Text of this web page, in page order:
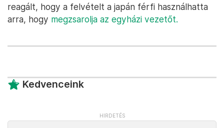
reagált, hogy a felvételt a japán férfi használhatta
arra, hogy megzsarolja az egyházi vezetőt.
Kedvenceink